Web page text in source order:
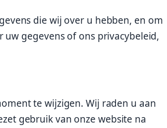
die wij over u hebben, en om
gegevens of ons privacybeleid,
te wijzigen. Wij raden u aan
gebruik van onze website na